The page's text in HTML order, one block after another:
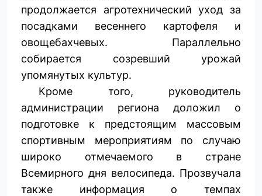
продолжается агротехнический уход за
посадками весеннего картофеля и
овощебахчевых. Параллельно
собирается созревший урожай
упомянутых культур.
Кроме того, руководитель
администрации региона доложил о
подготовке к предстоящим массовым
спортивным мероприятиям по случаю
широко отмечаемого в стране
Всемирного дня велосипеда. Прозвучала
также информация о темпах